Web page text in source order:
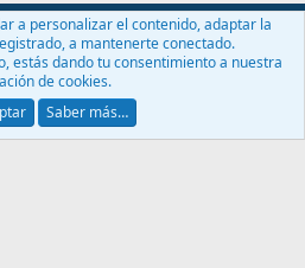
Política de privacidad
Ayuda
© 2010-2024 XenForo Ltd.
a personalizar el contenido, adaptar la
a mantenerte conectado.
estás dando tu consentimiento a nuestra
de cookies.
Saber más…